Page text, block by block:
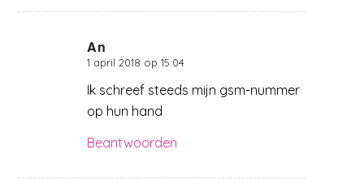
An
zegt:
1 april 2018 op 15:04
Ik schreef steeds mijn gsm-nummer
op hun hand
Beantwoorden